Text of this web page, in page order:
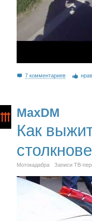
7 комментариев
MaxDM
Как
Мотокадабра Записи ТВ-